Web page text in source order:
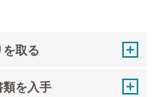
取る
を入手